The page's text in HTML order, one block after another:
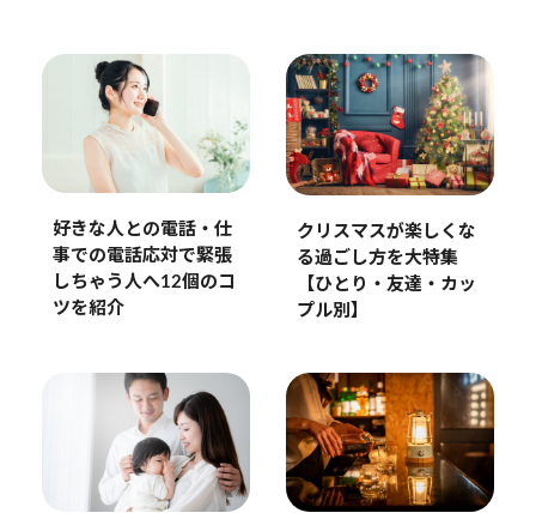
好きな人との電話・仕
事での電話応対で緊張
しちゃう人へ12個のコ
ツを紹介
クリスマスが楽しくな
る過ごし方を大特集
【ひとり・友達・カッ
プル別】